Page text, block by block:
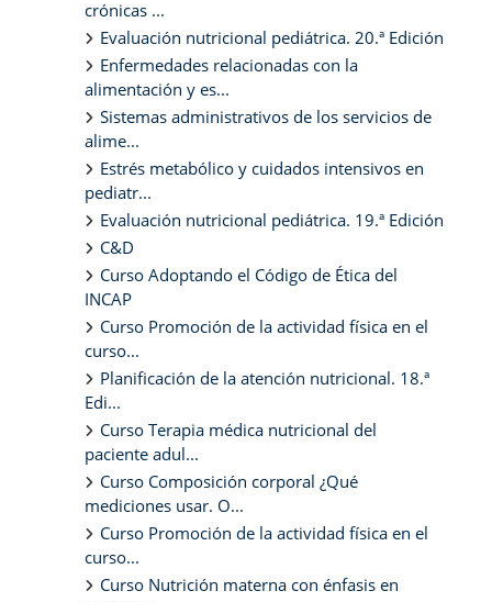
crónicas ...
Evaluación nutricional pediátrica. 20.ª Edición
Enfermedades relacionadas con la
alimentación y es...
Sistemas administrativos de los servicios de
alime...
Estrés metabólico y cuidados intensivos en
pediatr...
Evaluación nutricional pediátrica. 19.ª Edición
C&D
Curso Adoptando el Código de Ética del
INCAP
Curso Promoción de la actividad física en el
curso...
Planificación de la atención nutricional. 18.ª
Edi...
Curso Terapia médica nutricional del
paciente adul...
Curso Composición corporal ¿Qué
mediciones usar. O...
Curso Promoción de la actividad física en el
curso...
Curso Nutrición materna con énfasis en